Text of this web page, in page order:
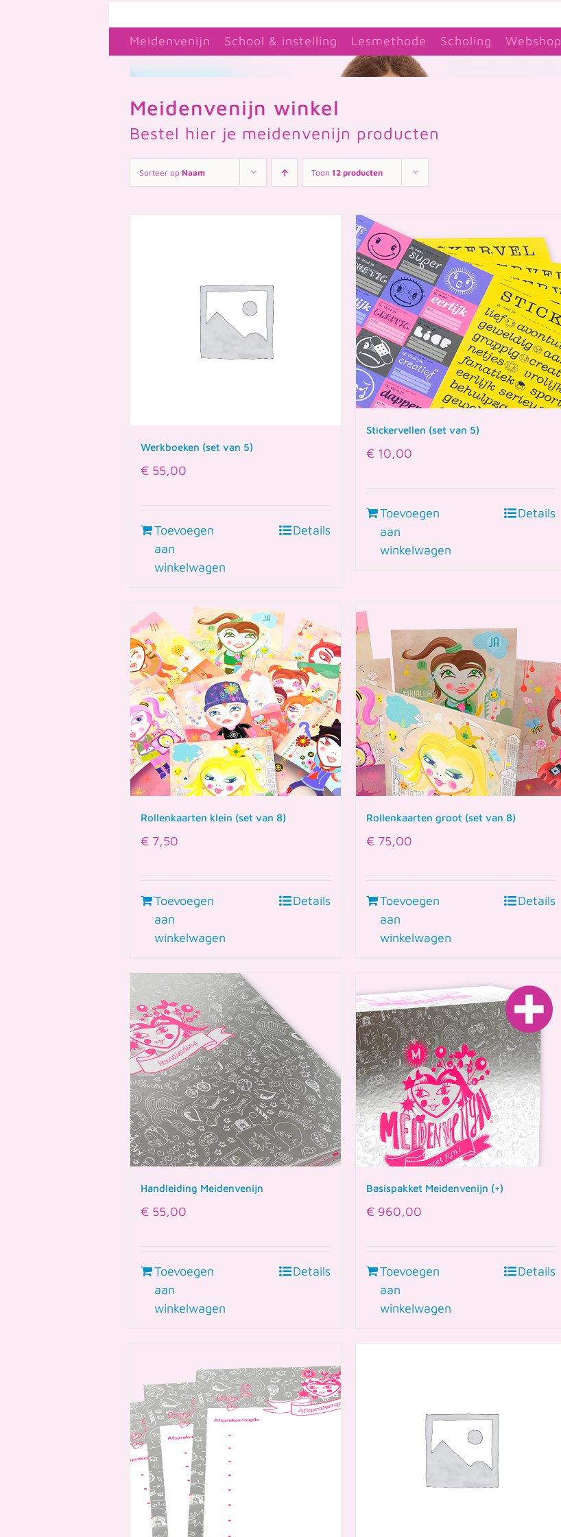
Meidenvenijn School & instelling Lesmethode Scholing Webshop
Meidenvenijn winkel
Bestel hier je meidenvenijn producten
Sorteer op Naam Toon 12 producten
Werkboeken (set van 5)
€ 55,00
Toevoegen
aan
winkelwagen
Details
Stickervellen (set van 5)
€10,00
Toevoegen
aan
winkelwagen
Details
Rollenkaarten klein (set van 8)
€ 7,50
Toevoegen
aan
winkelwagen
Details
Rollenkaarten groot (set van 8)
€75,00
Toevoegen
aan
winkelwagen
Details
Handleiding Meidenvenijn
€ 55,00
Toevoegen
aan
winkelwagen
Details
Basispakket Meidenvenijn (+)
€960,00
Toevoegen
aan
winkelwagen
Details